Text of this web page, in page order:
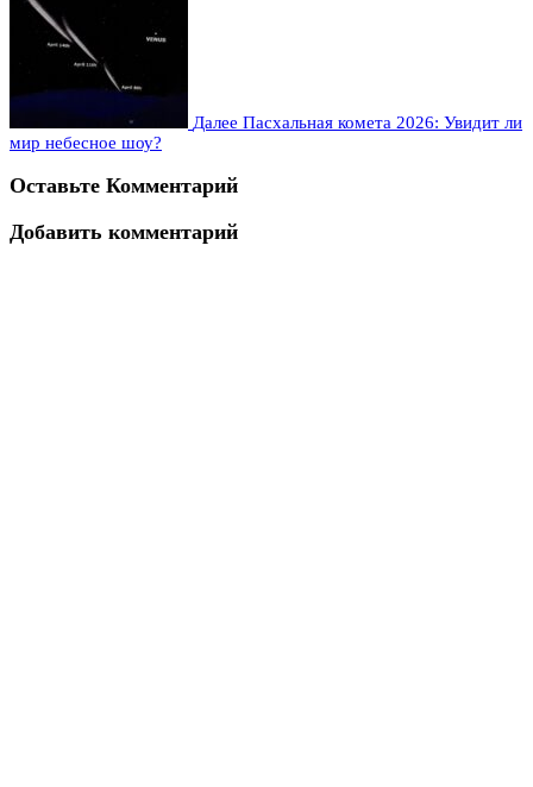
Далее Пасхальная комета 2026: Увидит ли
мир небесное шоу?
Оставьте Комментарий
Добавить комментарий